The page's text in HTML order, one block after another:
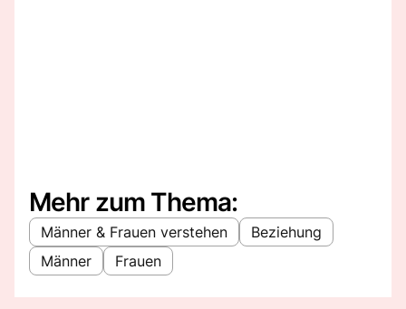
Mehr zum Thema:
Männer & Frauen verstehen
Beziehung
Männer
Frauen